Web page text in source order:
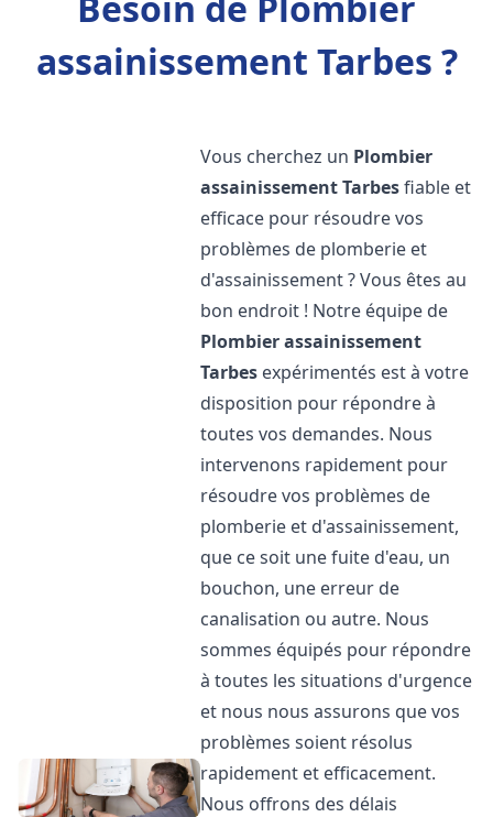
assainissement Tarbes ?
Vous cherchez un Plombier
assainissementTarbesfiable et
efficace pour résoudre vos
problèmes de plomberie et
d'assainissement ? Vous êtes au
bon endroit ! Notre équipe de
Plombier assainissement
Tarbes expérimentés est à votre
disposition pour répondre à
toutes vos demandes. Nous
intervenons rapidement pour
résoudre vos problèmes de
plomberie et d'assainissement,
que ce soit une fuite d'eau, un
bouchon, une erreur de
canalisation ou autre. Nous
sommes équipés pour répondre
à toutes les situations d'urgence
et nous nous assurons que vos
problèmes soient résolus
rapidement et efficacement.
Nous offrons des délais